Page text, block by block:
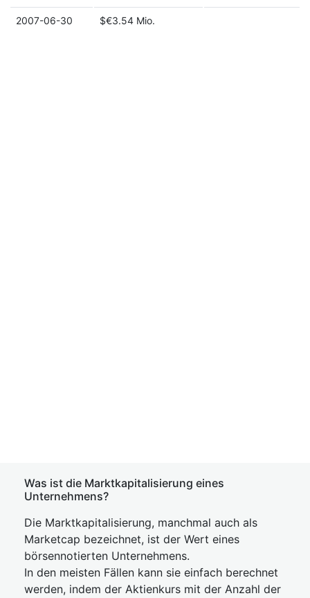
2007-06-30 $€3.54 Mio.
Was ist die Marktkapitalisierung eines
Unternehmens?
Die Marktkapitalisierung, manchmal auch als
Marketcap bezeichnet, ist der Wert eines
börsennotierten Unternehmens.
In den meisten Fällen kann sie einfach berechnet
werden, indem der Aktienkurs mit der Anzahl der